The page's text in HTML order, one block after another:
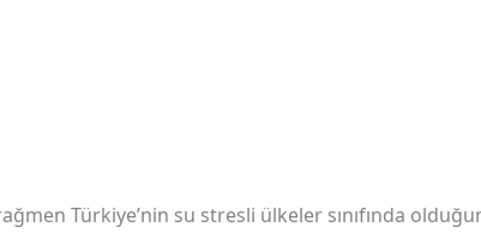
Türkiye’nin su stresli ülkeler sınıfında